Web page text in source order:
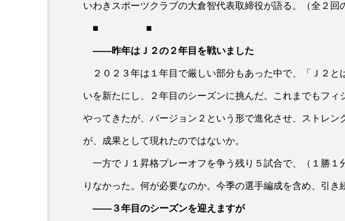
いわきスポーツクラブの大倉智代表取締役が語る。（全２回
■ ■
――昨年はＪ２の２年目を戦いました
２０２３年は１年目で厳しい部分もあった中で、「Ｊ２と
いを新たにし、２年目のシーズンに挑んだ。これまでもフ
やってきたが、バージョン２という形で進化させ、ストレン
が、成果として現れたのではないか。
一方でＪ１昇格プレーオフを争う残り５試合で、（１勝１
りなかった。何が必要なのか。今季の選手編成を含め、引き
――３年目のシーズンを迎えますが